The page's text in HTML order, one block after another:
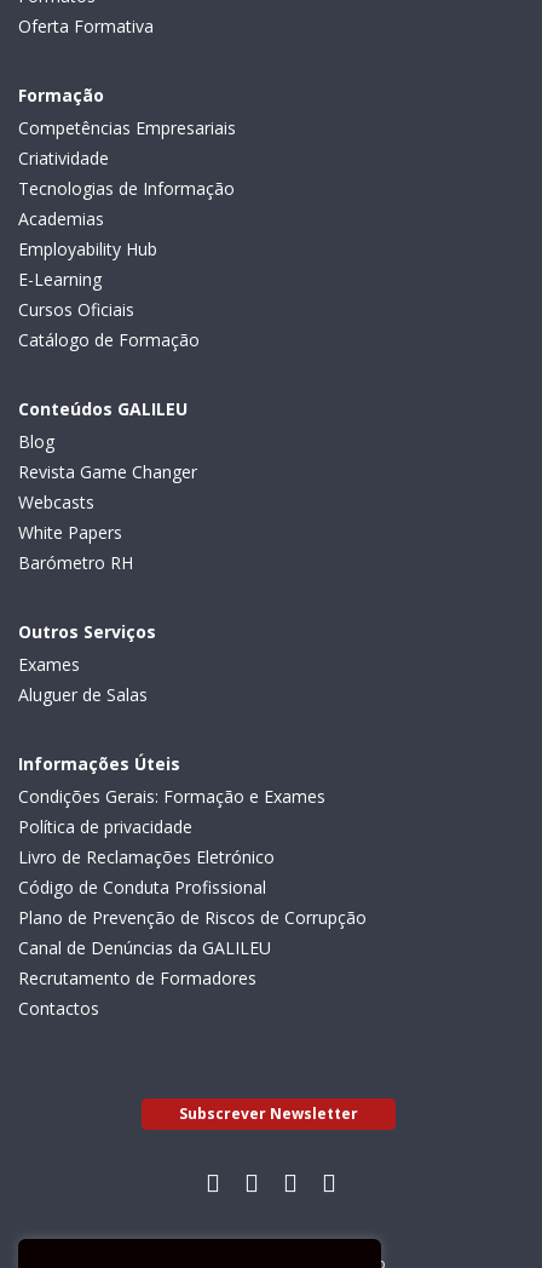
Oferta Formativa
Formação
Competências Empresariais
Criatividade
Tecnologias de Informação
Academias
Employability Hub
E-Learning
Cursos Oficiais
Catálogo de Formação
Conteúdos GALILEU
Blog
Revista Game Changer
Webcasts
White Papers
Barómetro RH
Outros Serviços
Exames
Aluguer de Salas
Informações Úteis
Condições Gerais: Formação e Exames
Política de privacidade
Livro de Reclamações Eletrónico
Código de Conduta Profissional
Plano de Prevenção de Riscos de Corrupção
Canal de Denúncias da GALILEU
Recrutamento de Formadores
Contactos
Subscrever Newsletter
Livro de Reclamações Electrónico